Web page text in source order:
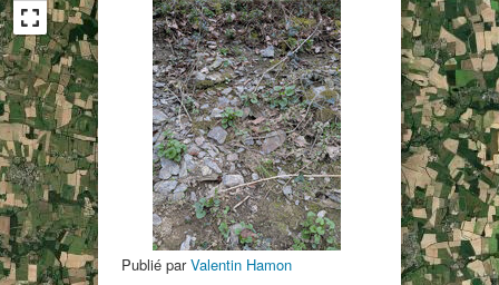
Publié parValentin Hamon